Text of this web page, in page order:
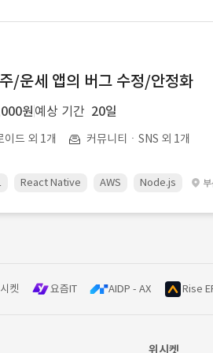
/운세 앱의 버그 수정/안정화
원 예상 기간 20일
이드 외 1개 커뮤니티ㆍSNS 외 1개
React Native AWS Node.js
켓 요즘IT AIDP - AX Rise
위시켓